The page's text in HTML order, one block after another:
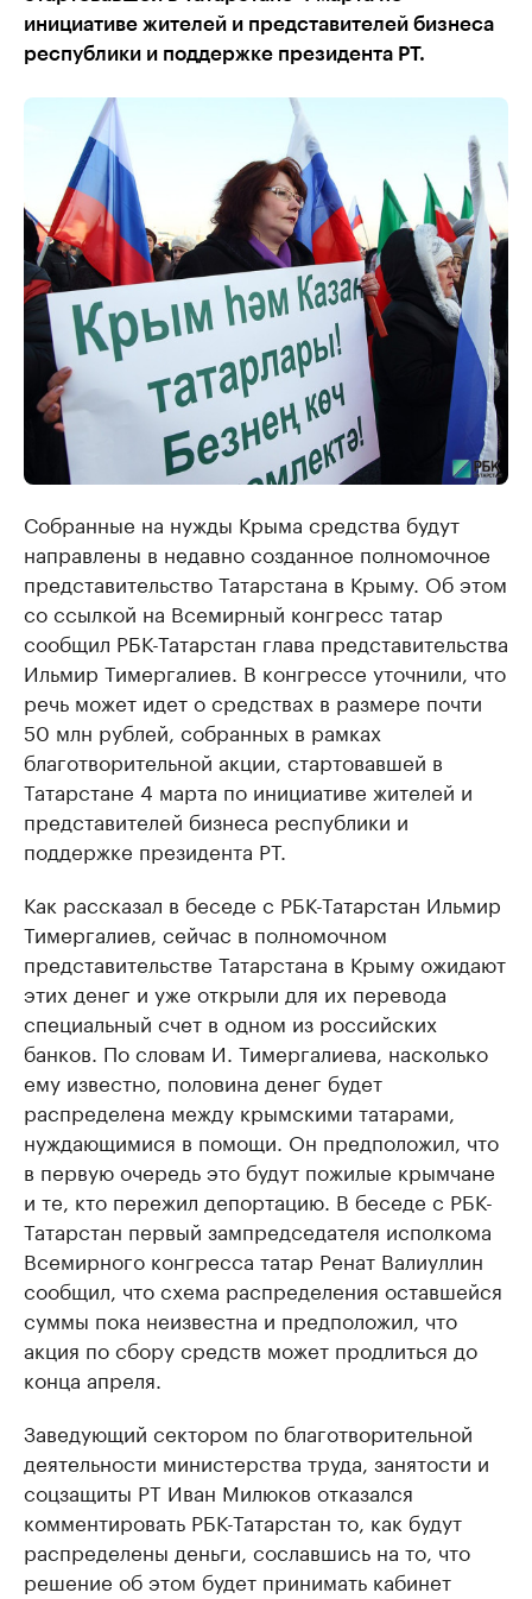
инициативе жителей и представителей бизнеса
республики и поддержке президента РТ.
Собранные на нужды Крыма средства будут
направлены в недавно созданное полномочное
представительство Татарстана в Крыму. Об этом
со ссылкой на Всемирный конгресс татар
сообщил РБК-Татарстан глава представительства
Ильмир Тимергалиев. В конгрессе уточнили, что
речь может идет о средствах в размере почти
50 млн рублей, собранных в рамках
благотворительной акции, стартовавшей в
Татарстане 4 марта по инициативе жителей и
представителей бизнеса республики и
поддержке президента РТ.
Как рассказал в беседе с РБК-Татарстан Ильмир
Тимергалиев, сейчас в полномочном
представительстве Татарстана в Крыму ожидают
этих денег и уже открыли для их перевода
специальный счет в одном из российских
банков. По словам И. Тимергалиева, насколько
ему известно, половина денег будет
распределена между крымскими татарами,
нуждающимися в помощи. Он предположил, что
в первую очередь это будут пожилые крымчане
и те, кто пережил депортацию. В беседе с РБК-
Татарстан первый зампредседателя исполкома
Всемирного конгресса татар Ренат Валиуллин
сообщил, что схема распределения оставшейся
суммы пока неизвестна и предположил, что
акция по сбору средств может продлиться до
конца апреля.
Заведующий сектором по благотворительной
деятельности министерства труда, занятости и
соцзащиты РТ Иван Милюков отказался
комментировать РБК-Татарстан то, как будут
распределены деньги, сославшись на то, что
решение об этом будет принимать кабинет